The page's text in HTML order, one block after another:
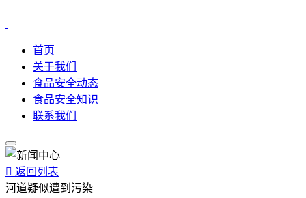
首页
关于我们
食品安全动态
食品安全知识
联系我们
 返回列表
河道疑似遭到污染